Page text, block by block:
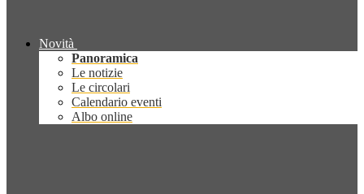
Novità
Panoramica
Le notizie
Le circolari
Calendario eventi
Albo online